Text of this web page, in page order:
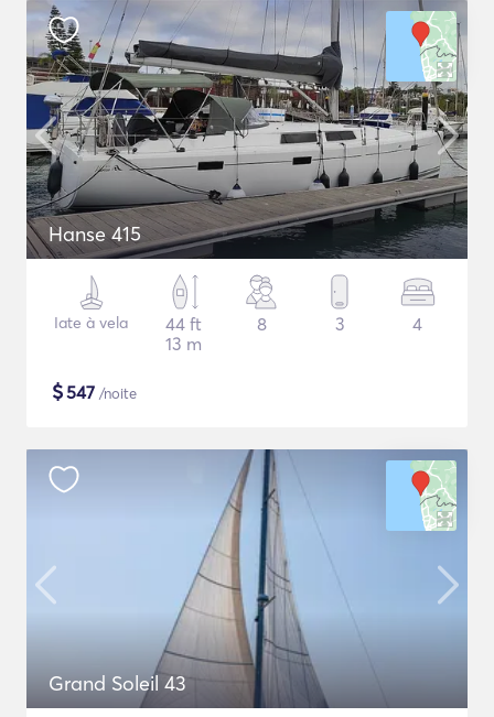
Hanse 415
Iate à vela
44 ft
13 m
8 3 4
$547 /noite
Grand Soleil 43